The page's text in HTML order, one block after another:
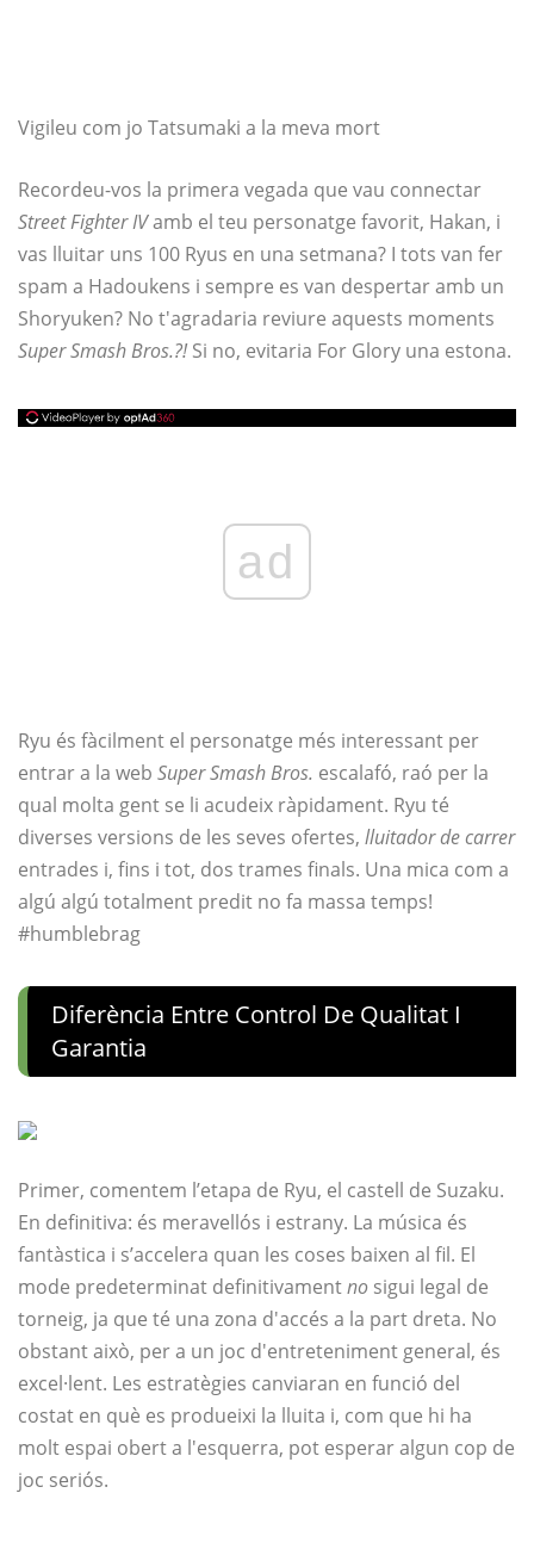
Vigileu com jo Tatsumaki a la meva mort
Recordeu-vos la primera vegada que vau connectar
Street Fighter IVamb el teu personatge favorit, Hakan, i
vas lluitar uns 100 Ryus en una setmana? I tots van fer
spam a Hadoukens i sempre es van despertar amb un
Shoryuken? No t'agradaria reviure aquests moments
Super Smash Bros.?!Si no, evitaria For Glory una estona.
ad
Ryu és fàcilment el personatge més interessant per
entrar a la web Super Smash Bros. escalafó, raó per la
qual molta gent se li acudeix ràpidament. Ryu té
diverses versions de les seves ofertes, lluitador de carrer
entrades i, fins i tot, dos trames finals. Una mica com a
algú algú totalment predit no fa massa temps!
#humblebrag
Diferència Entre Control De Qualitat I
Garantia
Primer, comentem l’etapa de Ryu, el castell de Suzaku.
En definitiva: és meravellós i estrany. La música és
fantàstica i s’accelera quan les coses baixen al fil. El
mode predeterminat definitivamentno sigui legal de
torneig, ja que té una zona d'accés a la part dreta. No
obstant això, per a un joc d'entreteniment general, és
excel·lent. Les estratègies canviaran en funció del
costat en què es produeixi la lluita i, com que hi ha
molt espai obert a l'esquerra, pot esperar algun cop de
joc seriós.